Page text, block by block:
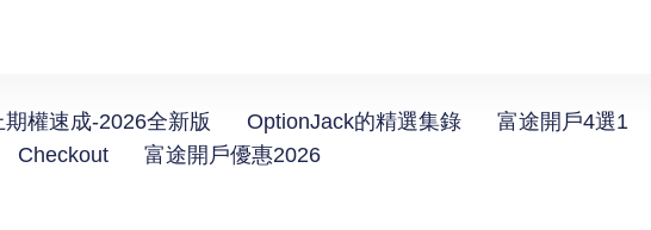
權速成-2026全新版 OptionJack的精選集錄
富途開戶4選1
Checkout
富途開戶優惠2026